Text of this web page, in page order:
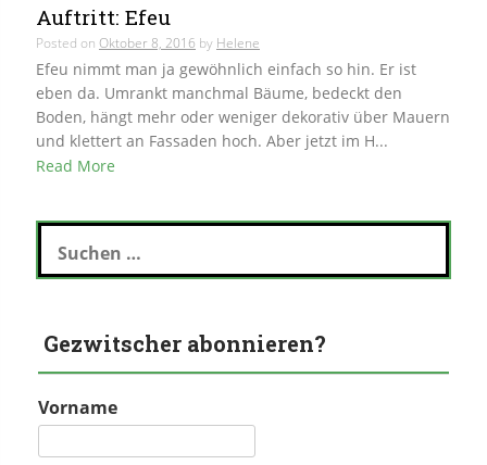
Auftritt: Efeu
Posted on Oktober 8, 2016 by Helene
Efeu nimmt man ja gewöhnlich einfach so hin. Er ist
eben da. Umrankt manchmal Bäume, bedeckt den
Boden, hängt mehr oder weniger dekorativ über Mauern
und klettert an Fassaden hoch. Aber jetzt im H...
Read More
Suchen
nach:
Gezwitscher abonnieren?
Vorname